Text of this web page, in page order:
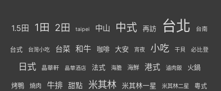
1.5田 1田 2田 taipei 中山 中式 再訪 台北 台南
台式 台灣小吃 台菜 和牛 咖啡 大安 宵夜 小吃 干貝 必比登
日式 晶華軒 晶華酒店 法式 海膽 海鮮 港式 滷肉飯 火鍋
烤鴨 燒肉 牛排 甜點 米其林 米其林一星 米其林二星 粵式